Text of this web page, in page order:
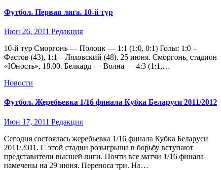
Футбол. Первая лига. 10-й тур
Июн 26, 2011 Редакция
10-й тур Сморгонь — Полоцк — 1:1 (1:0, 0:1) Голы: 1:0 –
Фастов (43), 1:1 – Ляховский (48). 25 июня. Сморгонь, стадион
«Юность», 18.00. Белкард — Волна — 4:3 (1:1,…
Новости
Футбол. Жеребьевка 1/16 финала Кубка Беларуси 2011/2012
Июн 17, 2011 Редакция
Сегодня состоялась жеребьевка 1/16 финала Кубка Беларуси
2011/2011. С этой стадии розыгрыша в борьбу вступают
представители высшей лиги. Почти все матчи 1/16 финала
намечены на 29 июня. Переноса три. На…